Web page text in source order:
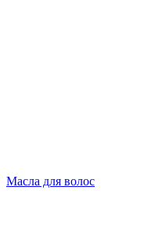
Масла для волос